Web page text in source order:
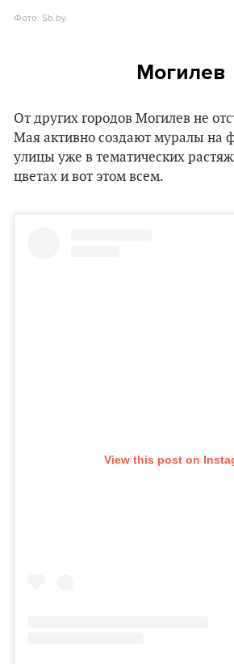
Фото: Sb.by.
Могилев
От других городов Могилев не
Мая активно создают муралы на
улицы уже в тематических
цветах и вот этом всем.
View this post on